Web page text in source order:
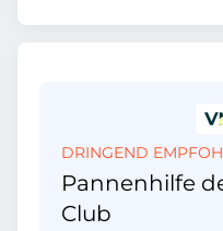
DRINGEND
Pannenhilfe
Club